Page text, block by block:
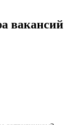
вакансий